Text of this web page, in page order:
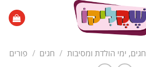
חגים, ימי הולדת ומסיבות / חגים / פורים